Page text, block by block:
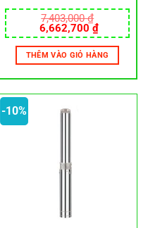
7,403,000₫
Giá
gốc
là:
7,403,000 ₫.
6,662,700 ₫Giá
hiện
tại
là:
THÊM VÀO GIỎ HÀNG
-10%